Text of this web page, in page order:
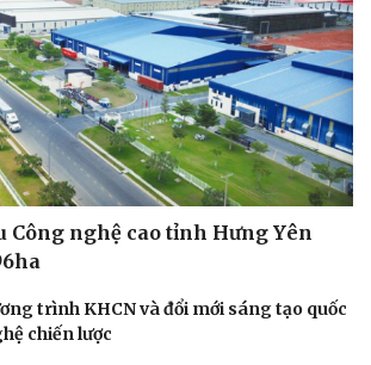
Công nghệ cao tỉnh Hưng Yên
trình KHCN và đổi mới sáng tạo quốc
chiến lược